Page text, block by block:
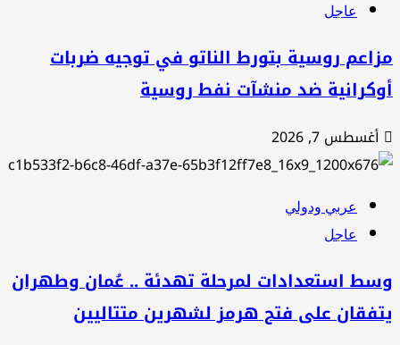
عاجل
روسية بتورط الناتو في توجيه ضربات
ضد منشآت نفط روسية
أغسطس 7, 2026
عربي ودولي
عاجل
استعدادات لمرحلة تهدئة .. عُمان وطهران
على فتح هرمز لشهرين متتاليين